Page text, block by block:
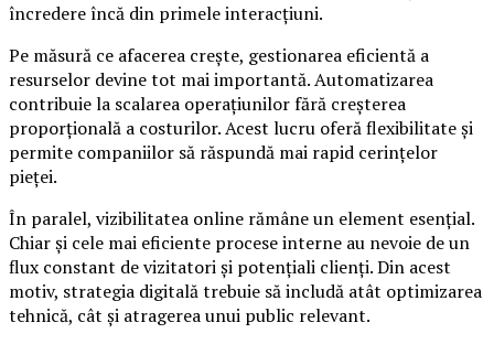
încredere încă din primele interacțiuni.
Pe măsură ce afacerea crește, gestionarea eficientă a
resurselor devine tot mai importantă. Automatizarea
contribuie la scalarea operațiunilor fără creșterea
proporțională a costurilor. Acest lucru oferă flexibilitate și
permite companiilor să răspundă mai rapid cerințelor
pieței.
În paralel, vizibilitatea online rămâne un element esențial.
Chiar și cele mai eficiente procese interne au nevoie de un
flux constant de vizitatori și potențiali clienți. Din acest
motiv, strategia digitală trebuie să includă atât optimizarea
tehnică, cât și atragerea unui public relevant.